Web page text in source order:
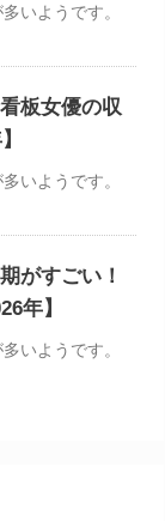
いようです。
板女優の収
いようです。
がすごい！
年】
いようです。